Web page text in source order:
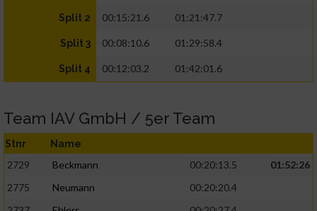
Split 2 00:15:21.6 01:21:47.7
Split 3 00:08:10.6 01:29:58.4
Split 4 00:12:03.2 01:42:01.6
Team IAV GmbH / 5er Team
Stnr Name
2729 Beckmann 00:20:13.5
01:52:26
2775
Neumann
00:20:20.4